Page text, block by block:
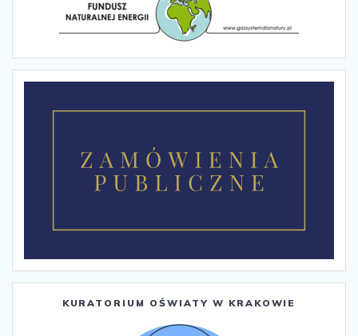
KURATORIUM OŚWIATY W KRAKOWIE